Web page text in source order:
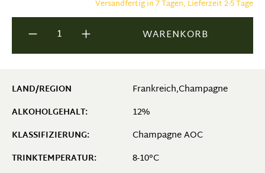
LAND/REGION Frankreich,Champagne
ALKOHOLGEHALT: 12%
KLASSIFIZIERUNG: Champagne AOC
TRINKTEMPERATUR: 8-10°C
Versandfertig in 7 Tagen, Lieferzeit 2-5 Tage
Produkt Anzahl: Gib den gewünschten
WARENKORB